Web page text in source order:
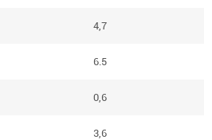
4,7
6.5
0,6
3,6